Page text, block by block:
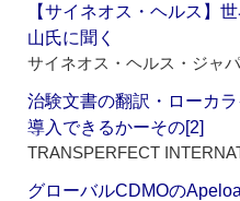
【サイネオス・ヘルス】
山氏に聞く
サイネオス・ヘルス・ジャ
治験文書の翻訳・ローカ
導入できるかーその[2]
TRANSPERFECT
グローバルCDMOの